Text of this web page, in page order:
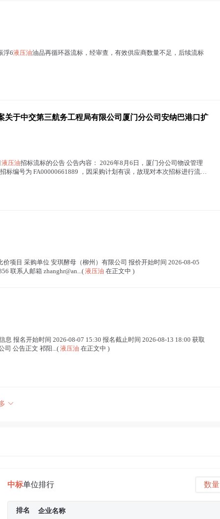
浮6液压油油品再循环器流标，经审查，有效供应商数量不足，后续流标
关于中交第三航务工程局有限公司厦门分公司安纳巴港口扩
液压油招标流标的公告 公告内容： 2026年8月6日，厦门分公司物设管理
标编号为 FA00000661889 ，因采购计划有误，故现对本次招标进行流标
价项目 采购单位 安琪酵母（柳州）有限公司 报价开始时间 2026-08-05
联系人邮箱 zhanghr@an...( 液压油 在正文中 )
报名开始时间 2026-08-07 15:30 报名截止时间 2026-08-13 18:00 获取
司 公告正文 祁阳...( 液压油 在正文中 )
中标单位排行 数量
排名 企业名称